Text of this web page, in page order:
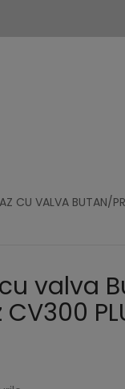
CU VALVA BUTAN/
valva